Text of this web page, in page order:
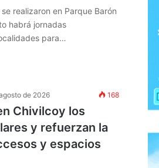
realizaron en Parque Barón
habrá jornadas
para…
de 2026 168
Chivilcoy los
y refuerzan la
y espacios